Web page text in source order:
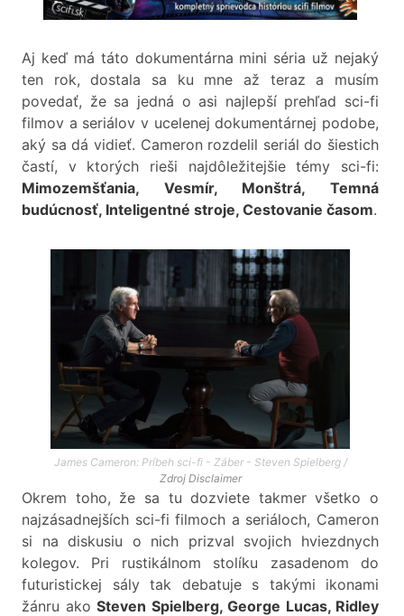
Aj keď má táto dokumentárna mini séria už nejaký
ten rok, dostala sa ku mne až teraz a musím
povedať, že sa jedná o asi najlepší prehľad sci-fi
filmov a seriálov v ucelenej dokumentárnej podobe,
aký sa dá vidieť. Cameron rozdelil seriál do šiestich
častí, v ktorých rieši najdôležitejšie témy sci-fi:
Mimozemšťania, Vesmír, Monštrá, Temná
budúcnosť, Inteligentné stroje, Cestovanie časom.
James Cameron: Príbeh sci-fi - Záber - Steven Spielberg /
Zdroj Disclaimer
Okrem toho, že sa tu dozviete takmer všetko o
najzásadnejších sci-fi filmoch a seriáloch, Cameron
si na diskusiu o nich prizval svojich hviezdnych
kolegov. Pri rustikálnom stolíku zasadenom do
futuristickej sály tak debatuje s takými ikonami
žánru ako Steven Spielberg, George Lucas, Ridley